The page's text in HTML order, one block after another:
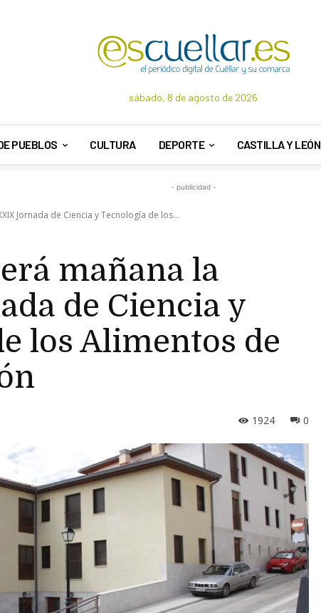
sábado, 8 de agosto de 2026
PUEBLOS CULTURA DEPORTE CASTILLA Y LEÓN
- publicidad -
Jornada de Ciencia y Tecnología de los...
mañana la
de Ciencia y
los Alimentos de
0
1924